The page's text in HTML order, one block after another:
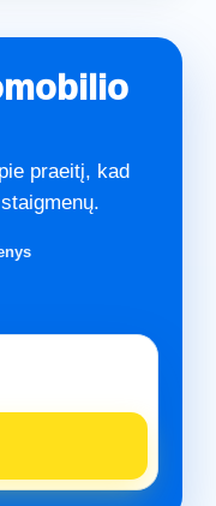
praeitį, kad